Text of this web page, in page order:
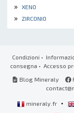
» XENO
» ZIRCONIO
Condizioni •
consegna • Accesso
Blog Mineraly
mineraly.fr •